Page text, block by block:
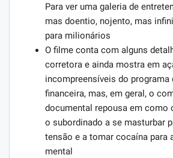
Para ver uma galeria de
mas doentio, nojento, mas
para milionários
O filme conta com alguns
corretora e ainda mostra em
incompreensíveis do programa
financeira, mas, em geral, o
documental repousa em como
o subordinado a se masturbar
tensão e a tomar cocaína para
mental